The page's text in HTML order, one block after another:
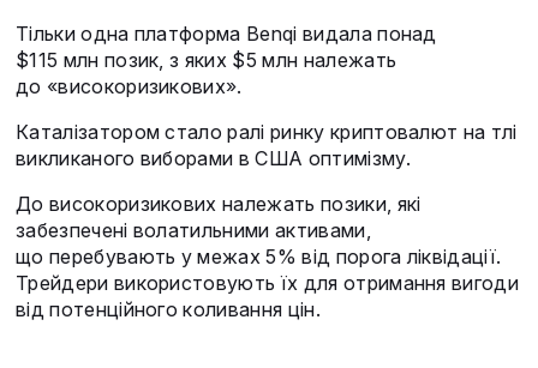
Тільки одна платформа Benqi видала понад
$115 млн позик, з яких $5 млн належать
до «високоризикових».
Каталізатором стало ралі ринку криптовалют на тлі
викликаного виборами в США оптимізму.
До високоризикових належать позики, які
забезпечені волатильними активами,
що перебувають у межах 5% від порога ліквідації.
Трейдери використовують їх для отримання вигоди
від потенційного коливання цін.